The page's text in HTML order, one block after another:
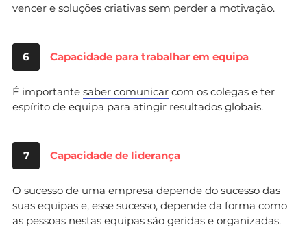
vencer e soluções criativas sem perder a motivação.
6 Capacidade para trabalhar em equipa
É importante saber comunicar com os colegas e ter
espírito de equipa para atingir resultados globais.
7 Capacidade de liderança
O sucesso de uma empresa depende do sucesso das
suas equipas e, esse sucesso, depende da forma como
as pessoas nestas equipas são geridas e organizadas.